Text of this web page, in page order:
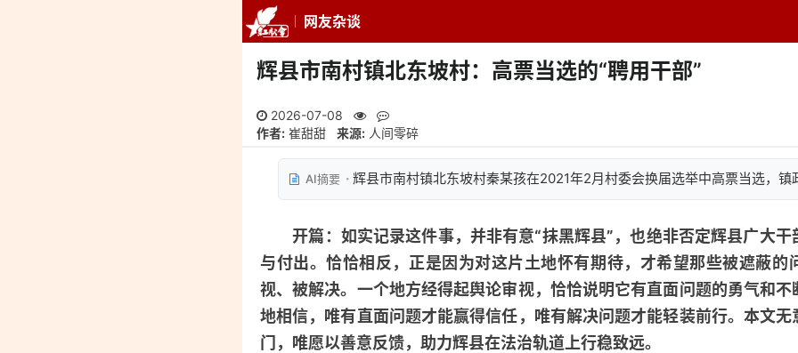
网友杂谈
推荐 最新 专题中心 学者专栏 排行榜 周刊 网址导航
辉县市南村镇北东坡村：高票当选的“聘用干部”
2026-07-08
作者: 崔甜甜 来源: 人间零碎
AI摘要
辉县市南村镇北东坡村秦某孩在2021年2月村委会换届选举中高票当选，镇
开篇： 如实记录这件事，并非有意“抹黑辉县”，也绝非否定辉县广大
与付出。恰恰相反，正是因为对这片土地怀有期待，才希望那些被遮蔽的
视、被解决。一个地方经得起舆论审视，恰恰说明它有直面问题的勇气和
地相信，唯有直面问题才能赢得信任，唯有解决问题才能轻装前行。本文
门，唯愿以善意反馈，助力辉县在法治轨道上行稳致远。